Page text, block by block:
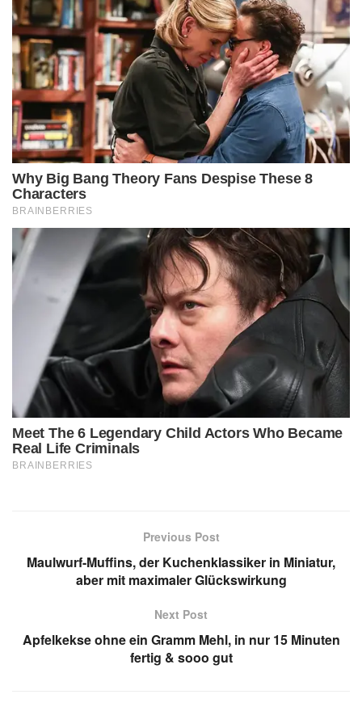
Previous Post
Maulwurf-Muffins, der Kuchenklassiker in Miniatur,
aber mit maximaler Glückswirkung
Next Post
Apfelkekse ohne ein Gramm Mehl, in nur 15 Minuten
fertig & sooo gut